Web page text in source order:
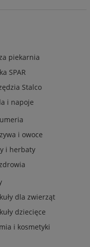
piekarnia
SPAR
Stalco
i napoje
i owoce
i herbaty
dla zwierząt
dziecięce
i kosmetyki